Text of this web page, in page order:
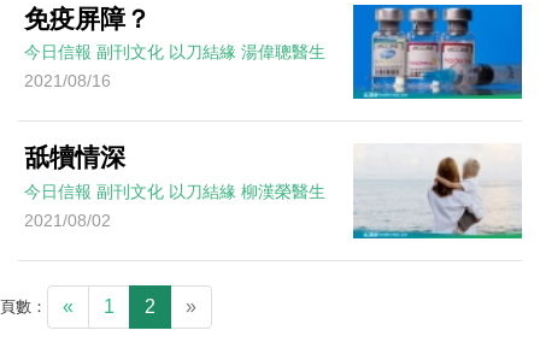
免疫屏障？
今日信報 副刊文化 以刀結緣 湯偉聰醫生
2021/08/16
舐犢情深
今日信報 副刊文化 以刀結緣 柳漢榮醫生
2021/08/02
頁數： « 1 2 »